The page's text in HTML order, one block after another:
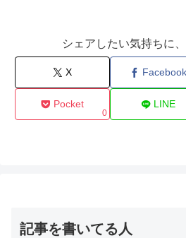
シェアしたい気持ちに
X Facebook
Pocket
0
LINE
記事を書いてる人